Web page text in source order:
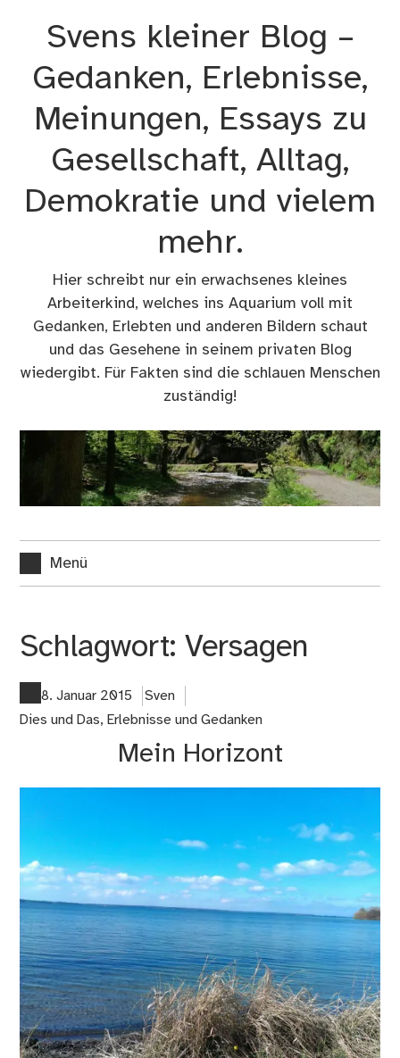
Svens kleiner Blog –
Gedanken, Erlebnisse,
Meinungen, Essays zu
Gesellschaft, Alltag,
Demokratie und vielem
mehr.
Hier schreibt nur ein erwachsenes kleines
Arbeiterkind, welches ins Aquarium voll mit
Gedanken, Erlebten und anderen Bildern schaut
und das Gesehene in seinem privaten Blog
wiedergibt. Für Fakten sind die schlauen Menschen
zuständig!
Menü
Schlagwort:Versagen
8. Januar 2015
Sven
Dies und Das, Erlebnisse und Gedanken
Mein Horizont